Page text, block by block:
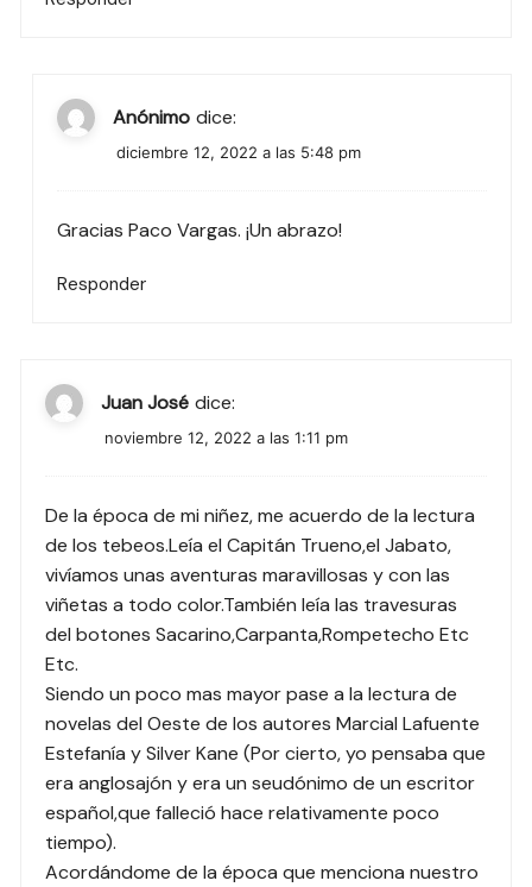
Anónimo dice:
diciembre 12, 2022 a las 5:48 pm
Gracias Paco Vargas. ¡Un abrazo!
Responder
Juan José dice:
noviembre 12, 2022 a las 1:11 pm
De la época de mi niñez, me acuerdo de la lectura
de los tebeos.Leía el Capitán Trueno,el Jabato,
vivíamos unas aventuras maravillosas y con las
viñetas a todo color.También leía las travesuras
del botones Sacarino,Carpanta,Rompetecho Etc
Etc.
Siendo un poco mas mayor pase a la lectura de
novelas del Oeste de los autores Marcial Lafuente
Estefanía y Silver Kane (Por cierto, yo pensaba que
era anglosajón y era un seudónimo de un escritor
español,que falleció hace relativamente poco
tiempo).
Acordándome de la época que menciona nuestro